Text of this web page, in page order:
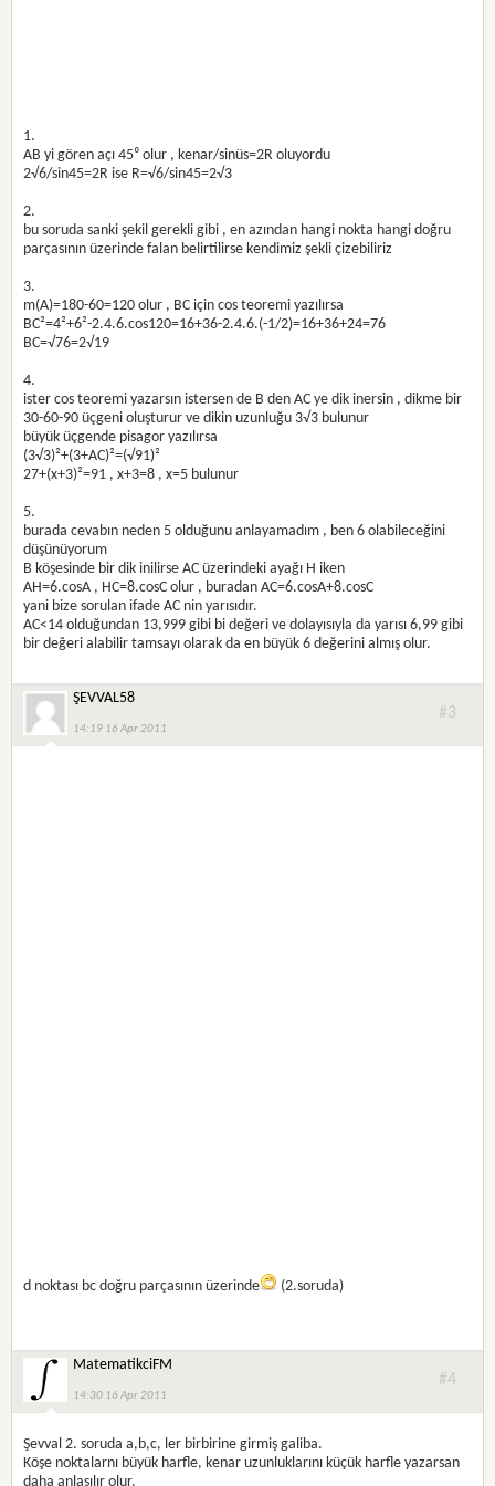
1.
AB yi gören açı 45⁰ olur , kenar/sinüs=2R oluyordu
2√6/sin45=2R ise R=√6/sin45=2√3
2.
bu soruda sanki şekil gerekli gibi , en azından hangi nokta hangi doğru
parçasının üzerinde falan belirtilirse kendimiz şekli çizebiliriz
3.
m(A)=180-60=120 olur , BC için cos teoremi yazılırsa
BC²=4²+6²-2.4.6.cos120=16+36-2.4.6.(-1/2)=16+36+24=76
BC=√76=2√19
4.
ister cos teoremi yazarsın istersen de B den AC ye dik inersin , dikme bir
30-60-90 üçgeni oluşturur ve dikin uzunluğu 3√3 bulunur
büyük üçgende pisagor yazılırsa
(3√3)²+(3+AC)²=(√91)²
27+(x+3)²=91 , x+3=8 , x=5 bulunur
5.
burada cevabın neden 5 olduğunu anlayamadım , ben 6 olabileceğini
düşünüyorum
B köşesinde bir dik inilirse AC üzerindeki ayağı H iken
AH=6.cosA , HC=8.cosC olur , buradan AC=6.cosA+8.cosC
yani bize sorulan ifade AC nin yarısıdır.
AC<14 olduğundan 13,999 gibi bi değeri ve dolayısıyla da yarısı 6,99 gibi
bir değeri alabilir tamsayı olarak da en büyük 6 değerini almış olur.
ŞEVVAL58
14:19 16 Apr 2011
#3
d noktası bc doğru parçasının üzerinde (2.soruda)
MatematikciFM
14:30 16 Apr 2011
#4
Şevval 2. soruda a,b,c, ler birbirine girmiş galiba.
Köşe noktalarnı büyük harfle, kenar uzunluklarını küçük harfle yazarsan
daha anlaşılır olur.